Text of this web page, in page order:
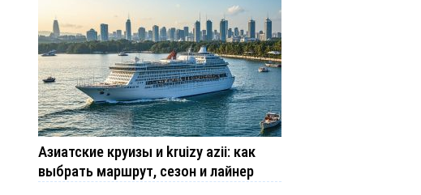
Азиатские круизы и kruizy azii: как
выбрать маршрут, сезон и лайнер